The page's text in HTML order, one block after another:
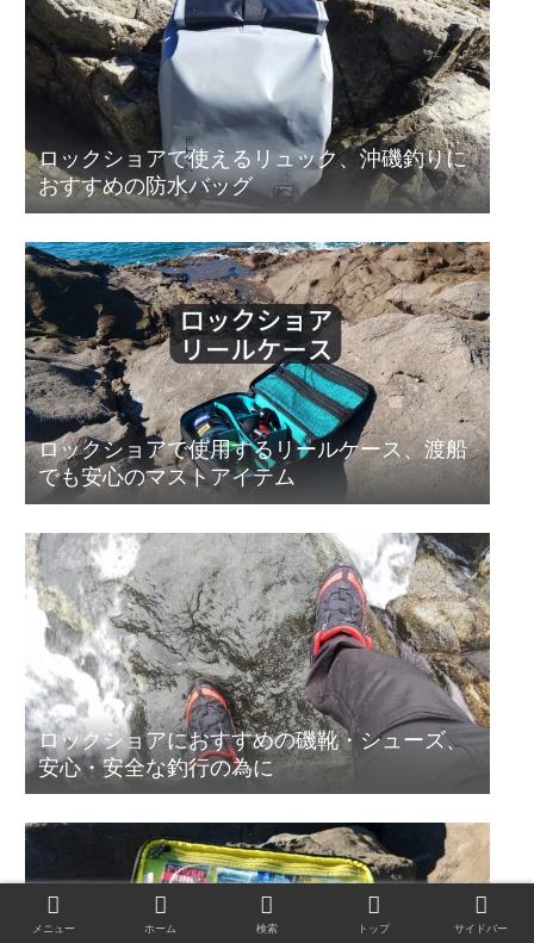
ロックショアで使えるリュック、沖磯釣りに
おすすめの防水バッグ
ロックショアで使用するリールケース、渡船
でも安心のマストアイテム
ロックショアにおすすめの磯靴・シューズ、
安心・安全な釣行の為に
メニュー ホーム 検索 トップ サイドバー